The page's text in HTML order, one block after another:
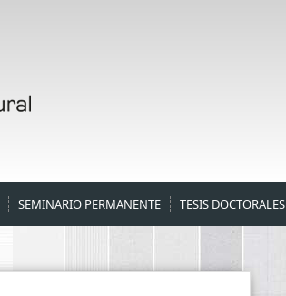
SEMINARIO PERMANENTE TESIS DOCTORALES